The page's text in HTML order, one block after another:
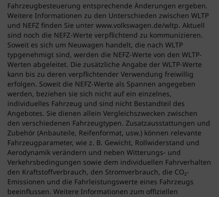
Fahrzeugbesteuerung entsprechende Änderungen ergeben.
Weitere Informationen zu den Unterschieden zwischen WLTP
und NEFZ finden Sie unter www.volkswagen.de/wltp. Aktuell
sind noch die NEFZ-Werte verpflichtend zu kommunizieren.
Soweit es sich um Neuwagen handelt, die nach WLTP
typgenehmigt sind, werden die NEFZ-Werte von den WLTP-
Werten abgeleitet. Die zusätzliche Angabe der WLTP-Werte
kann bis zu deren verpflichtender Verwendung freiwillig
erfolgen. Soweit die NEFZ-Werte als Spannen angegeben
werden, beziehen sie sich nicht auf ein einzelnes,
individuelles Fahrzeug und sind nicht Bestandteil des
Angebotes. Sie dienen allein Vergleichszwecken zwischen
den verschiedenen Fahrzeugtypen. Zusatzausstattungen und
Zubehör (Anbauteile, Reifenformat, usw.) können relevante
Fahrzeugparameter, wie z. B. Gewicht, Rollwiderstand und
Aerodynamik verändern und neben Witterungs- und
Verkehrsbedingungen sowie dem individuellen Fahrverhalten
den Kraftstoffverbrauch, den Stromverbrauch, die CO₂-
Emissionen und die Fahrleistungswerte eines Fahrzeugs
beeinflussen. Weitere Informationen zum offiziellen